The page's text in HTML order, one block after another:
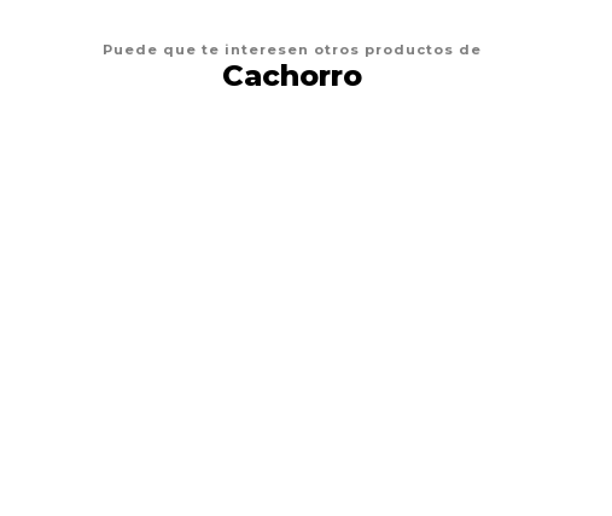
Puede que te interesen otros productos de
Cachorro